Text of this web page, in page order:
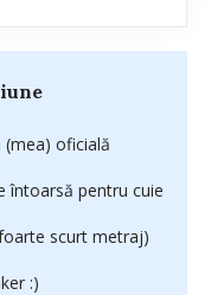
oficială
întoarsă pentru cuie
scurt metraj)
:)